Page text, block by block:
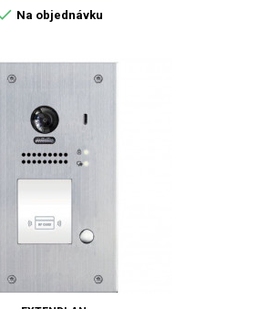
Na objednávku